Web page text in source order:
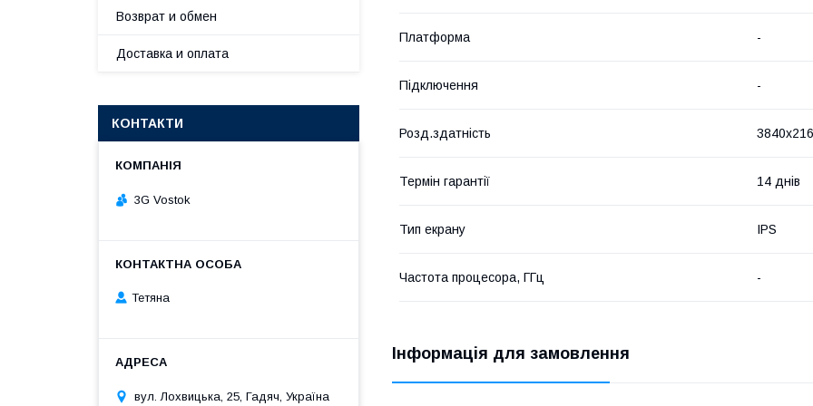
Платформа -
Підключення -
Розд.здатність
Термін гарантії 14 днів
Тип екрану IPS
Частота процесора, ГГц -
Інформація для замовлення
Возврат и обмен
Доставка и оплата
КОНТАКТИ
3G Vostok
Тетяна
вул. Лохвицька, 25, Гадяч, Україна